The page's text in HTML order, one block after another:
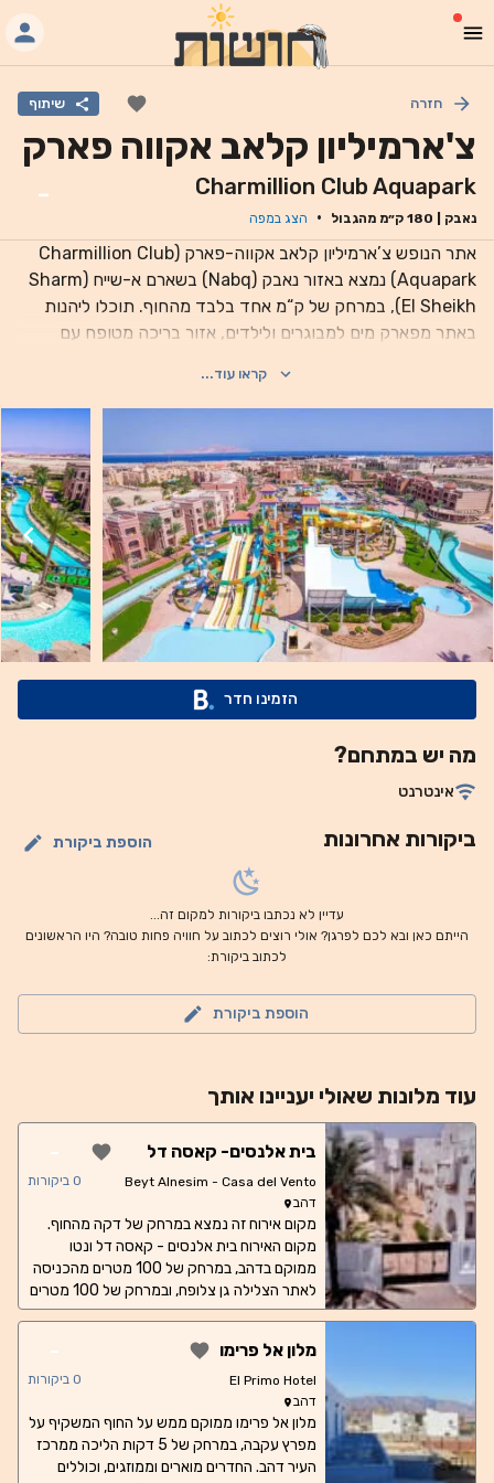
חזרה שיתוף
צ'ארמיליון קלאב אקווה פארק
Charmillion Club Aquapark
נאבק 180 ק״מ מהגבול · הצג במפה
-
אתר הנופש צ’ארמיליון קלאב אקווה-פארק (Charmillion Club
Aquapark) נמצא באזור נאבק (Nabq) בשארם א-שייח (Sharm
El Sheikh), במרחק של ק“מ אחד בלבד מהחוף. תוכלו ליהנות
באתר מפארק מים למבוגרים ולילדים, אזור בריכה מטופח עם
חדר כולל טלוויזיה בעלת מסך שטוח, מיני בר וחדר רחצה צמוד,
וחלקם מציעים סלון מרווח. המסעדה הראשית מגישה מזנון ארוחת
בוקר כל בוקר, ותוכלו ליהנות גם מארוחת ערב עם מנות ייחודיות
א-לה-קארט במסעדה האיטלקית או ההודית. בר הבריכה והטרסה
מציע מגוון קוקטיילים. מרכז העיר בנעמה ביי (Naama Bay) נמצא
במרחק 24 ק“מ מאתר הנופש, ונמל התעופה הבינלאומי של שארם
א-שייח נמצא במרחק כ-5 דקות נסיעה.
קראו עוד...
הזמינו חדר
מה יש במתחם?
אינטרנט
ביקורות אחרונות הוספת ביקורת
עדיין לא נכתבו ביקורות למקום זה...
הייתם כאן ובא לכם לפרגן? אולי רוצים לכתוב על חוויה פחות טובה? היו הראשונים
לכתוב ביקורת:
הוספת ביקורת
עוד מלונות שאולי יעניינו אותך
בית אלנסים- קאסה דל
ונטו
Beyt Alnesim - Casa del Vento
דהב
-
0 ביקורות
מקום אירוח זה נמצא במרחק של דקה מהחוף.
מקום האירוח בית אלנסים - קאסה דל ונטו
ממוקם בדהב, במרחק של 100 מטרים מהכניסה
לאתר הצלילה גן צלופח, ובמרחק של 100 מטרים
מ-Fantasea Divers, ומציע יחידות אירוח עם
האירוח כולל נוף לגן ונמצא במרחק של 200
מטרים ממרכז הצלילה Dive Urge ו-300
כוללת חדר שינה אחד, טלוויזיה בעלת מסך שטוח
עם ערוצי לוויין, מטבח מאובזר עם מקרר ותנור,
מכונת כביסה וחדר רחצה אחד עם אמבטיה או
מלון אל פרימו
El Primo Hotel
דהב
-
0 ביקורות
מלון אל פרימו ממוקם ממש על החוף המשקיף על
מפרץ עקבה, במרחק של 5 דקות הליכה ממרכז
העיר דהב. החדרים מוארים וממוזגים, וכוללים